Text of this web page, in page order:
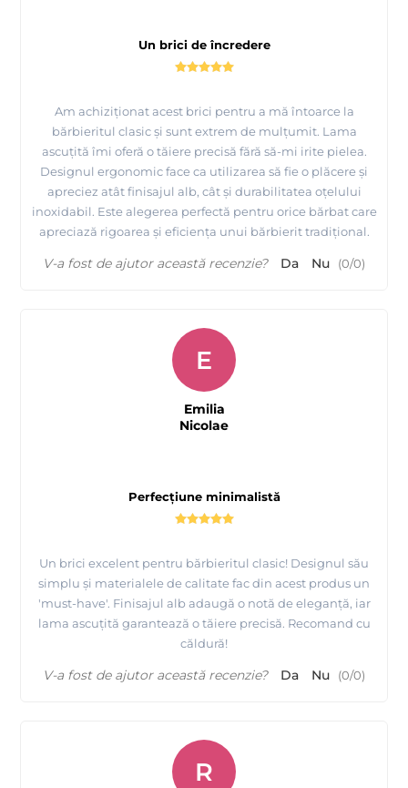
Un brici de încredere
Am achiziționat acest brici pentru a mă întoarce la
bărbieritul clasic și sunt extrem de mulțumit. Lama
ascuțită îmi oferă o tăiere precisă fără să-mi irite pielea.
Designul ergonomic face ca utilizarea să fie o plăcere și
apreciez atât finisajul alb, cât și durabilitatea oțelului
inoxidabil. Este alegerea perfectă pentru orice bărbat care
apreciază rigoarea și eficiența unui bărbierit tradițional.
V-a fost de ajutor această recenzie? Da Nu (0/0)
Perfecțiune minimalistă
Un brici excelent pentru bărbieritul clasic! Designul său
simplu și materialele de calitate fac din acest produs un
'must-have'. Finisajul alb adaugă o notă de eleganță, iar
lama ascuțită garantează o tăiere precisă. Recomand cu
căldură!
E
Emilia
Nicolae
V-a fost de ajutor această recenzie? Da Nu (0/0)
R